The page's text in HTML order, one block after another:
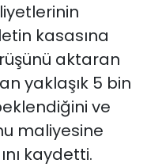
kasasına
aktaran
yaklaşık 5 bin
ve
maliyesine
kaydetti.